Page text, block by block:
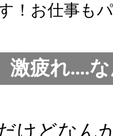
！お仕事も
疲れ....
けどなん